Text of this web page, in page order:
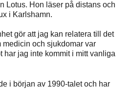
Lotus. Hon läser på distans och
i Karlshamn.
gör att jag kan relatera till det
medicin och sjukdomar var
har jag inte kommit i mitt vanliga
i början av 1990-talet och har